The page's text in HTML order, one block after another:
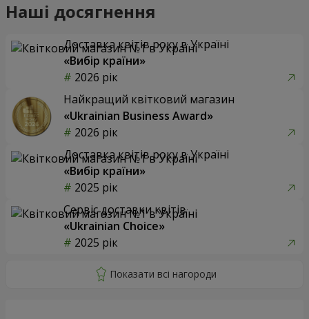
Наші досягнення
Доставка квітів року в Україні
«Вибір країни»
2026 рік
Найкращий квітковий магазин
«Ukrainian Business Award»
2026 рік
Доставка квітів року в Україні
«Вибір країни»
2025 рік
Сервіс доставки квітів
«Ukrainian Choice»
2025 рік